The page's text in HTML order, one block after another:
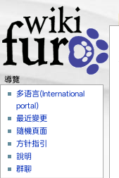
導覽
多语言(International
portal)
最近變更
隨機頁面
方针指引
說明
群聊